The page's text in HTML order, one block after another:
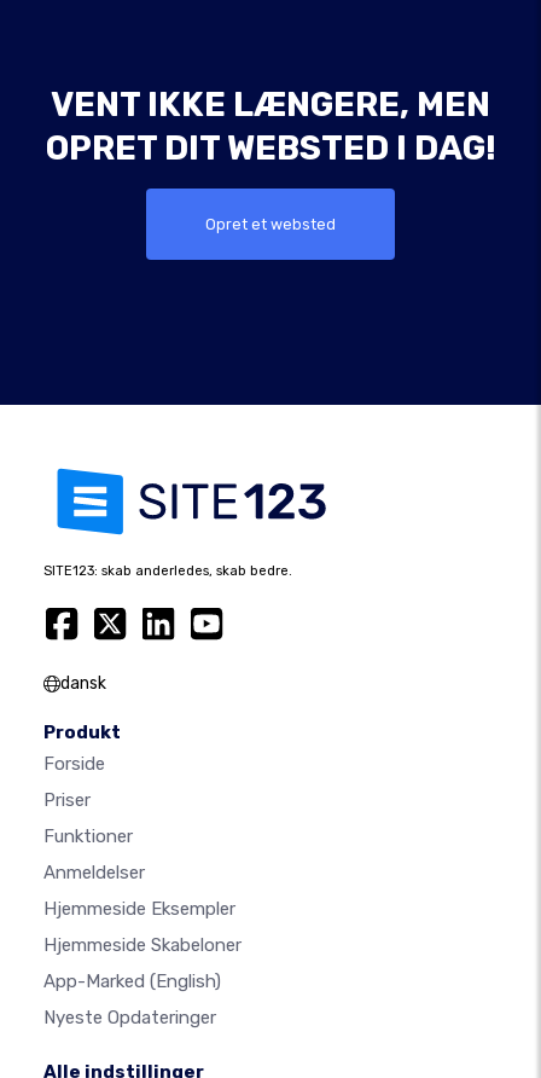
VENT IKKE LÆNGERE, MEN
OPRET DIT WEBSTED I DAG!
Opret et websted
SITE123: skab anderledes, skab bedre.
dansk
Produkt
Forside
Priser
Funktioner
Anmeldelser
Hjemmeside Eksempler
Hjemmeside Skabeloner
App-Marked (English)
Nyeste Opdateringer
Alle indstillinger